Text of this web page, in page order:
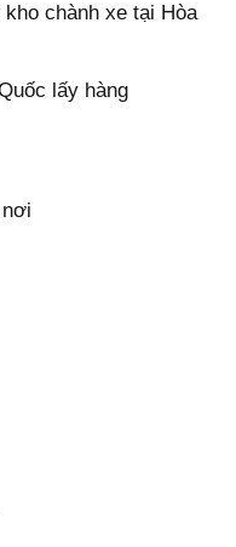
chành xe tại Hòa
lấy hàng